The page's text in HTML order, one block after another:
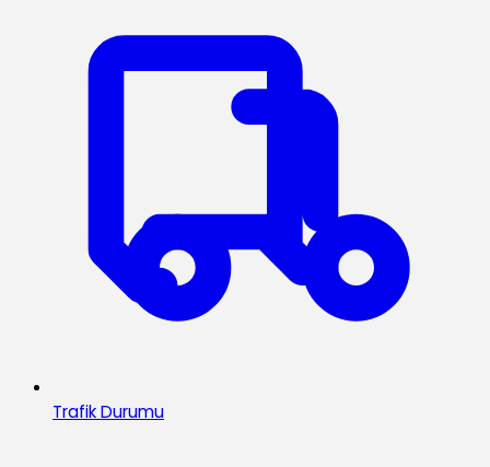
Trafik Durumu